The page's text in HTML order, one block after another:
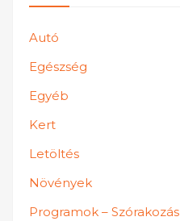
Autó
Egészség
Egyéb
Kert
Letöltés
Növények
Programok – Szórakozás